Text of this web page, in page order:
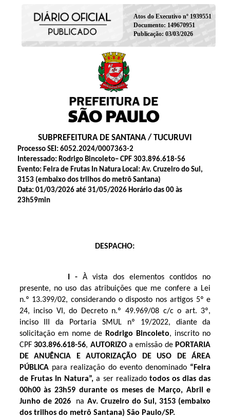
Atos do Executivo nº 1939551
Documento: 149670951
Publicação: 03/03/2026
SUBPREFEITURA DE SANTANA / TUCURUVI
Processo SEI: 6052.2024/0007363-2
Interessado: Rodrigo Bincoleto– CPF 303.896.618-56
Evento: Feira de Frutas In Natura Local: Av. Cruzeiro do Sul,
3153 (embaixo dos trilhos do metrô Santana)
Data: 01/03/2026 até 31/05/2026 Horário das 00 às
23h59min
DESPACHO:
I - À vista dos elementos contidos no
presente, no uso das atribuições que me confere a Lei
n.º 13.399/02, considerando o disposto nos artigos 5º e
24, inciso VI, do Decreto n.º 49.969/08 c/c o art. 3º,
inciso III da Portaria SMUL nº 19/2022, diante da
solicitação em nome de Rodrigo Bincoleto, inscrito no
CPF303.896.618-56, AUTORIZO a emissão dePORTARIA
DE ANUÊNCIA E AUTORIZAÇÃO DE USO DE ÁREA
PÚBLICA para realização do evento denominado “ Feira
de Frutas In Natura”,a ser realizado todosos dias das
00h00 às 23h59 durante os meses de Março, Abril e
Junho de 2026 na Av. Cruzeiro do Sul, 3153 (embaixo
dos trilhos do metrô Santana) São Paulo/SP.